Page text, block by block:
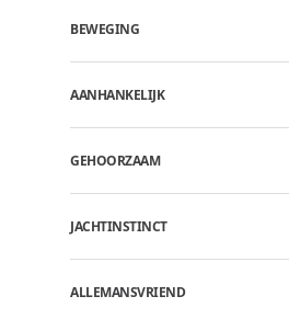
BEWEGING
AANHANKELIJK
GEHOORZAAM
JACHTINSTINCT
ALLEMANSVRIEND